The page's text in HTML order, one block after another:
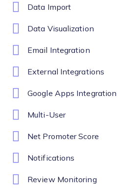
Data Import
Data Visualization
Email Integration
External Integrations
Google Apps Integration
Multi-User
Net Promoter Score
Notifications
Review Monitoring